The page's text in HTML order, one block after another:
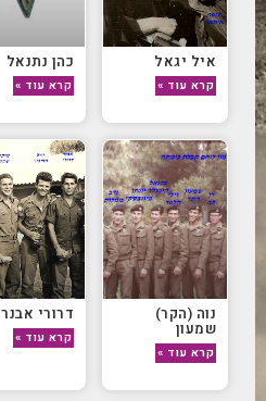
איל יגאל
קרא עוד »
כהן נתנאל
קרא עוד »
נוה (הקר)
שמעון
קרא עוד »
דרורי אבנר
קרא עוד »